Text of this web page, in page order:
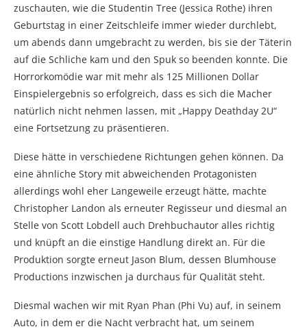
zuschauten, wie die Studentin Tree (Jessica Rothe) ihren
Geburtstag in einer Zeitschleife immer wieder durchlebt,
um abends dann umgebracht zu werden, bis sie der Täterin
auf die Schliche kam und den Spuk so beenden konnte. Die
Horrorkomödie war mit mehr als 125 Millionen Dollar
Einspielergebnis so erfolgreich, dass es sich die Macher
natürlich nicht nehmen lassen, mit „Happy Deathday 2U“
eine Fortsetzung zu präsentieren.
Diese hätte in verschiedene Richtungen gehen können. Da
eine ähnliche Story mit abweichenden Protagonisten
allerdings wohl eher Langeweile erzeugt hätte, machte
Christopher Landon als erneuter Regisseur und diesmal an
Stelle von Scott Lobdell auch Drehbuchautor alles richtig
und knüpft an die einstige Handlung direkt an. Für die
Produktion sorgte erneut Jason Blum, dessen Blumhouse
Productions inzwischen ja durchaus für Qualität steht.
Diesmal wachen wir mit Ryan Phan (Phi Vu) auf, in seinem
Auto, in dem er die Nacht verbracht hat, um seinem